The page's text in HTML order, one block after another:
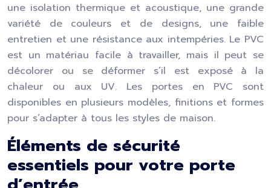
une isolation thermique et acoustique, une grande
variété de couleurs et de designs, une faible
entretien et une résistance aux intempéries. Le PVC
est un matériau facile à travailler, mais il peut se
décolorer ou se déformer s’il est exposé à la
chaleur ou aux UV. Les portes en PVC sont
disponibles en plusieurs modèles, finitions et formes
pour s’adapter à tous les styles de maison.
Éléments de sécurité
essentiels pour votre porte